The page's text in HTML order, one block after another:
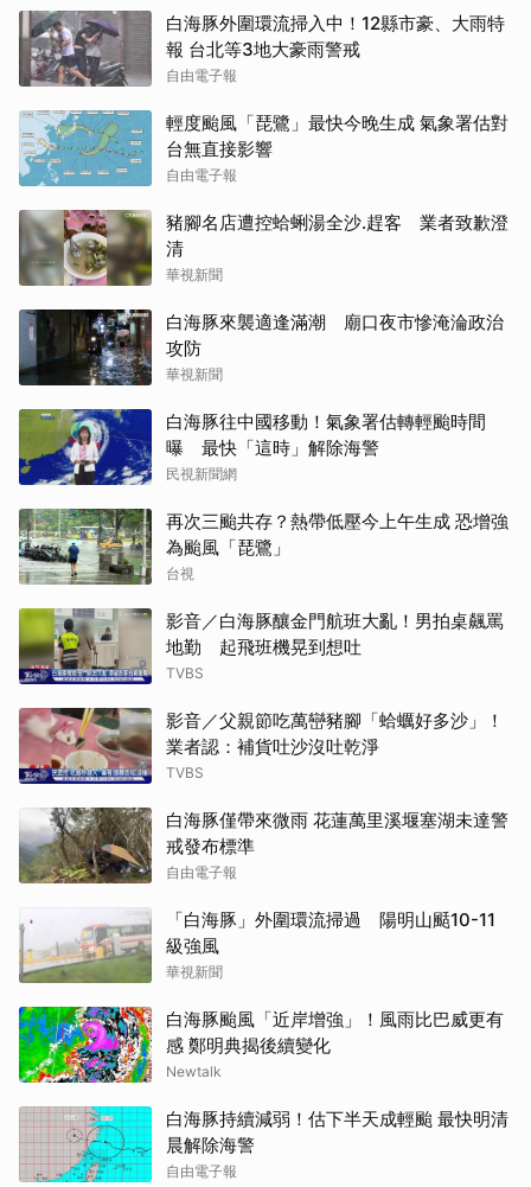
白海豚外圍環流掃入中！12縣市豪、大雨特
報 台北等3地大豪雨警戒
自由電子報
輕度颱風「琵鷺」最快今晚生成 氣象署估對
台無直接影響
自由電子報
豬腳名店遭控蛤蜊湯全沙.趕客 業者致歉澄
清
華視新聞
白海豚來襲適逢滿潮 廟口夜市慘淹淪政治
攻防
華視新聞
白海豚往中國移動！氣象署估轉輕颱時間
曝 最快「這時」解除海警
民視新聞網
再次三颱共存？熱帶低壓今上午生成 恐增強
為颱風「琵鷺」
台視
影音／白海豚釀金門航班大亂！男拍桌飆罵
地勤 起飛班機晃到想吐
TVBS
影音／父親節吃萬巒豬腳「蛤蠣好多沙」！
業者認：補貨吐沙沒吐乾淨
TVBS
白海豚僅帶來微雨 花蓮萬里溪堰塞湖未達警
戒發布標準
自由電子報
「白海豚」外圍環流掃過 陽明山颳10-11
級強風
華視新聞
白海豚颱風「近岸增強」！風雨比巴威更有
感 鄭明典揭後續變化
Newtalk
白海豚持續減弱！估下半天成輕颱 最快明清
晨解除海警
自由電子報